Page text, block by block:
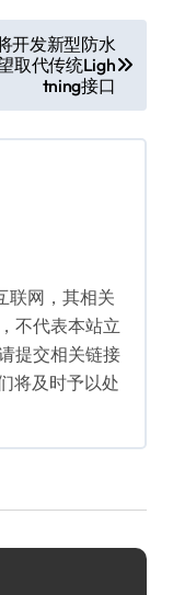
开发新型防水
取代传统Ligh
tning接口
联网，其相关
不代表本站立
提交相关链接
将及时予以处